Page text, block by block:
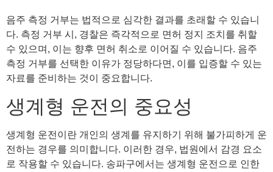
음주 측정 거부는 법적으로 심각한 결과를 초래할 수 있습니
다. 측정 거부 시, 경찰은 즉각적으로 면허 정지 조치를 취할
수 있으며, 이는 향후 면허 취소로 이어질 수 있습니다. 음주
측정 거부를 선택한 이유가 정당하다면, 이를 입증할 수 있는
자료를 준비하는 것이 중요합니다.
생계형 운전의 중요성
생계형 운전이란 개인의 생계를 유지하기 위해 불가피하게 운
전하는 경우를 의미합니다. 이러한 경우, 법원에서 감경 요소
로 작용할 수 있습니다. 송파구에서는 생계형 운전으로 인한